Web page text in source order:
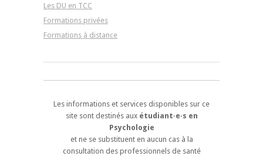
Les DU en TCC
Formations privées
Formations à distance
Les informations et services disponibles sur ce
site sont destinés aux étudiant·e·s en
Psychologie
et ne se substituent en aucun cas à la
consultation des professionnels de santé